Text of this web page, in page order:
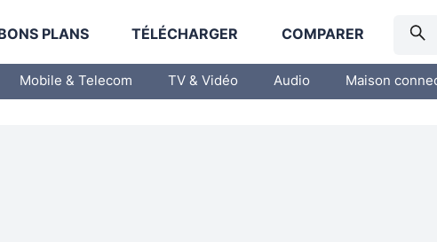
BONS PLANS TÉLÉCHARGER COMPARER
Mobile & Telecom TV & Vidéo Audio Maison